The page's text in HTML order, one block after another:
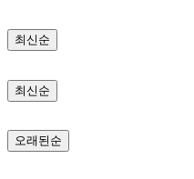
로
가
최신순
최신순
오래된순